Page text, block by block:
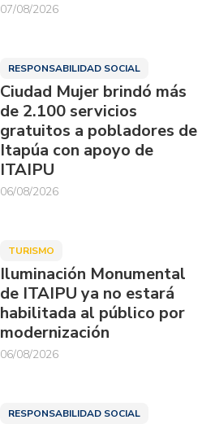
07/08/2026
RESPONSABILIDAD SOCIAL
Ciudad Mujer brindó más
de 2.100 servicios
gratuitos a pobladores de
Itapúa con apoyo de
ITAIPU
06/08/2026
TURISMO
Iluminación Monumental
de ITAIPU ya no estará
habilitada al público por
modernización
06/08/2026
RESPONSABILIDAD SOCIAL